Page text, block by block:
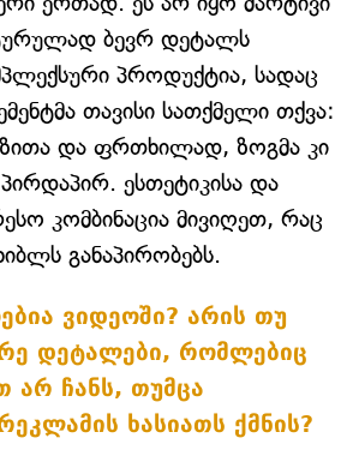
ბევრ დეტალს
პროდუქტია, სადაც
თავისი სათქმელი თქვა:
და ფრთხილად, ზოგმა კი
ესთეტიკისა და
კომბინაცია მივიღეთ, რაც
განაპირობებს.
ვიდეოში? არის თუ
დეტალები, რომლებიც
არ ჩანს, თუმცა
ხასიათს ქმნის?